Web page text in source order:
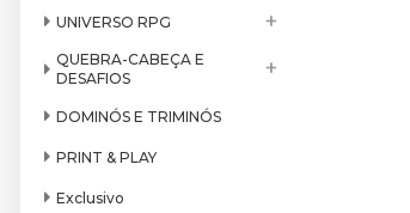
UNIVERSO RPG +
QUEBRA-CABEÇA E
DESAFIOS
+
DOMINÓS E TRIMINÓS
PRINT & PLAY
Exclusivo